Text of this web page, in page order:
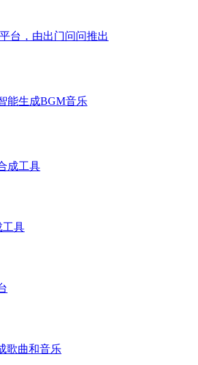
台，由出门问问推出
能生成BGM音乐
成工具
工具
歌曲和音乐